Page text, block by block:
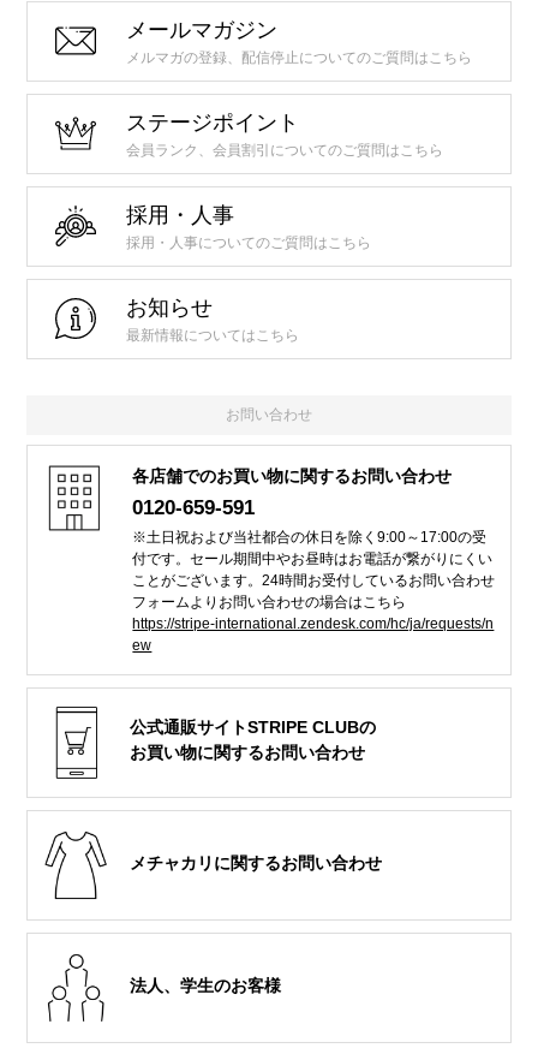
メールマガジン
メルマガの登録、配信停止についてのご質問はこちら
ステージポイント
会員ランク、会員割引についてのご質問はこちら
採用・人事
採用・人事についてのご質問はこちら
お知らせ
最新情報についてはこちら
お問い合わせ
各店舗でのお買い物に関するお問い合わせ
0120-659-591
※土日祝および当社都合の休日を除く9:00～17:00の受
付です。セール期間中やお昼時はお電話が繋がりにくい
ことがございます。24時間お受付しているお問い合わせ
フォームよりお問い合わせの場合はこちら
https://stripe-international.zendesk.com/hc/ja/requests/n
ew
公式通販サイトSTRIPE CLUBの
お買い物に関するお問い合わせ
メチャカリに関するお問い合わせ
法人、学生のお客様